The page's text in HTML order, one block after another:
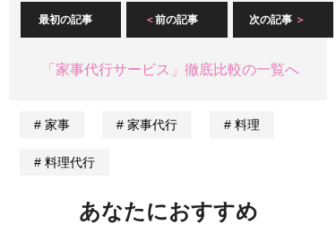
最初の記事 前の記事 次の記事
「家事代行サービス」徹底比較の一覧へ
家事 家事代行 料理
料理代行
あなたにおすすめ